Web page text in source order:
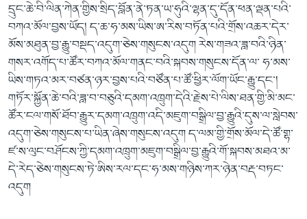
དྲུང་ཆེ་བི་ལིན་ཀེན་གྱིས་སྲིད་བློན་ནེ་ཏན་ཡ་ཧུའི་ལྷན་དུ་དོན་ཕན་ལྡན་པའི་
བཀའ་མོལ་བྱས་ཡོད། ད་ཆ་ཧ་མས་ཡིས་ཨ་རིས་བཏོན་པའི་གྲོས་འཆར་དེར་
མོས་མཐུན་བྱ་རྒྱུ་བསྡད་འདུག་ཅེས་གསུངས་འདུག རེས་གཟའ་ཟླ་བའི་ཉིན་
གསར་འགོད་པ་ཚོར་བཀའ་མོལ་གནང་བའི་སྐབས་གསུངས་དོན་ལ་ ཧ་མས་
ཡིས་གཏའ་མར་བཙན་ཉར་བྱས་པའི་བཙོན་པ་ཚོ་ཕྱིར་ལོག་ཡོང་རྒྱུ་དང་།
གཏོར་སྐྱོན་ཆེ་བའི་ཟླ་བ་བཅུའི་དམག་འཁྲུག་དེའི་རྗེས་པེ་ལིས་ཐན་གྱི་མི་མང་
ཚོར་ངལ་གསོ་ཐོབ་རྒྱུར་དམག་འཁྲུག་འདི་མཇུག་བསྒྲིལ་བྱ་རྒྱུའི་དུས་ལ་སླེབས་
འདུག་ཅེས་གསུངས་པ་ཡིན་ཞེས་གསུངས་འདུག ད་ལམ་གྱི་གྲོས་མོལ་དེ་ཚོ་གྷ་
ཛ་ས་ལུང་བཤོངས་ཀྱི་དམག་འཁྲུག་མཇུག་བསྒྲིལ་བྱ་རྒྱུའི་གོ་སྐབས་མཐའ་མ་
དེ་རེད་ཅེས་གསུངས་ཏེ་ཨིས་རལ་དང་ཧ་མས་གཉིས་ཀར་ཉེན་བརྡ་བཏང་
འདུག